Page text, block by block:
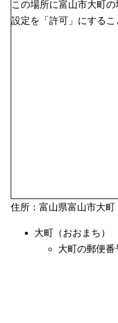
この場所に富山市大町
設定を「許可」にする
住所：富山県富山市大町
大町（おおまち）
大町の郵便番